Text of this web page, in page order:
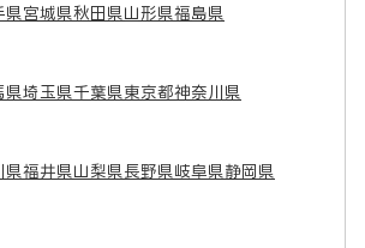
県宮城県秋田県山形県福島県
県埼玉県千葉県東京都神奈川県
県福井県山梨県長野県岐阜県静岡県